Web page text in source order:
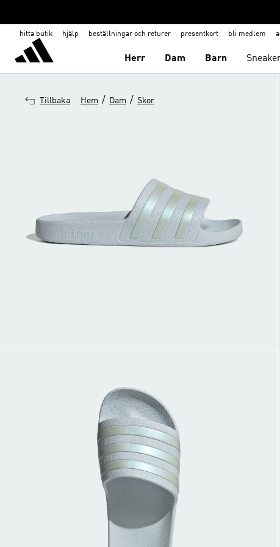
hitta butik hjälp beställningar och returer presentkort bli medlem
Herr Dam Barn
Tillbaka Hem / Dam / Skor